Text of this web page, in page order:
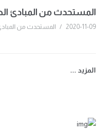
المستحدث من المبادئ
2020-11-09
/ المستحدث من المبادئ
المزيد ...